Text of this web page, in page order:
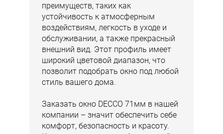
преимуществ, таких как
устойчивость к атмосферным
воздействиям, легкость в уходе и
обслуживании, а также прекрасный
внешний вид. Этот профиль имеет
широкий цветовой диапазон, что
позволит подобрать окно под любой
стиль вашего дома.
Заказать окно DECCO 71мм в нашей
компании – значит обеспечить себе
комфорт, безопасность и красоту.